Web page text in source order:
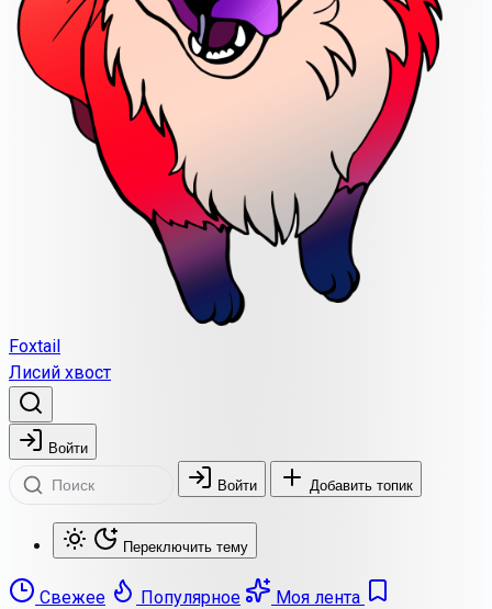
Foxtail
Лисий хвост
Войти
Войти Добавить топик
Переключить тему
Свежее Популярное
Моя лента